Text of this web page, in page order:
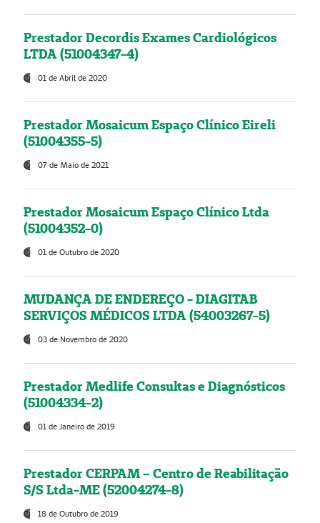
Prestador Decordis Exames Cardiológicos
LTDA (51004347-4)
01 de Abril de 2020
Prestador Mosaicum Espaço Clínico Eireli
(51004355-5)
07 de Maio de 2021
Prestador Mosaicum Espaço Clínico Ltda
(51004352-0)
01 de Outubro de 2020
MUDANÇA DE ENDEREÇO - DIAGITAB
SERVIÇOS MÉDICOS LTDA (54003267-5)
03 de Novembro de 2020
Prestador Medlife Consultas e Diagnósticos
(51004334-2)
01 de Janeiro de 2019
Prestador CERPAM – Centro de Reabilitação
S/S Ltda-ME (52004274-8)
18 de Outubro de 2019